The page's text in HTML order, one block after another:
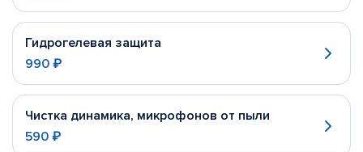
Гидрогелевая защита
990 ₽
Чистка динамика, микрофонов от пыли
590 ₽